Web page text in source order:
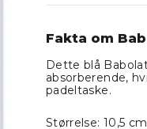
Fakta om
Dette blå
absorberende,
padeltaske.
Størrelse: 10,5